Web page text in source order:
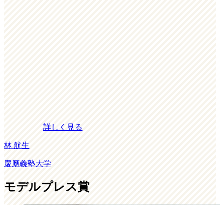
詳しく見る
林 航生
慶應義塾大学
モデルプレス賞